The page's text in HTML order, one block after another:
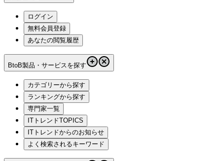
ログイン
無料会員登録
あなたの閲覧履歴
BtoB製品・サービスを探す
カテゴリーから探す
ランキングから探す
専門家一覧
ITトレンドTOPICS
ITトレンドからのお知らせ
よく検索されるキーワード